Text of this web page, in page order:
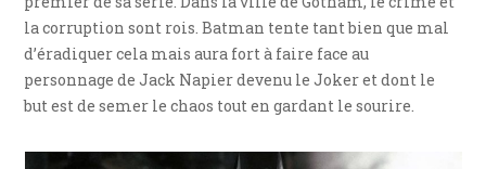
la corruption sont rois. Batman tente tant bien que mal
d’éradiquer cela mais aura fort à faire face au
personnage de Jack Napier devenu le Joker et dont le
but est de semer le chaos tout en gardant le sourire.